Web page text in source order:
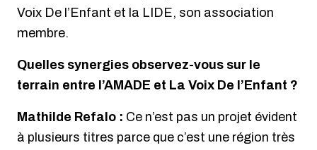
Voix De l’Enfant et la LIDE, son association
membre.
Quelles synergies observez-vous sur le
terrain entre l’AMADE et La Voix De l’Enfant ?
Mathilde Refalo : Ce n’est pas un projet évident
à plusieurs titres parce que c’est une région très